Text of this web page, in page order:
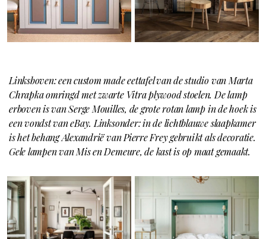
Linksboven: een custom made eettafel van de studio van Marta
Chrapka omringd met zwarte Vitra plywood stoelen. De lamp
erboven is van Serge Mouilles, de grote rotan lamp in de hoek is
een vondst van eBay. Linksonder: in de lichtblauwe slaapkamer
is het behang Alexandrië van Pierre Frey gebruikt als decoratie.
Gele lampen van Mis en Demeure, de kast is op maat gemaakt.